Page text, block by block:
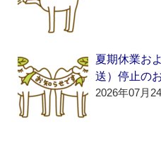
夏期休業お
送）停止の
2026年07月